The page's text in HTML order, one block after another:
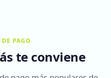
PAGO
te conviene